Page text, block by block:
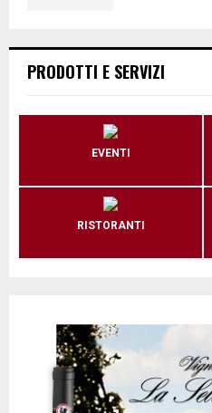
PRODOTTI E SERVIZI
EVENTI
RISTORANTI